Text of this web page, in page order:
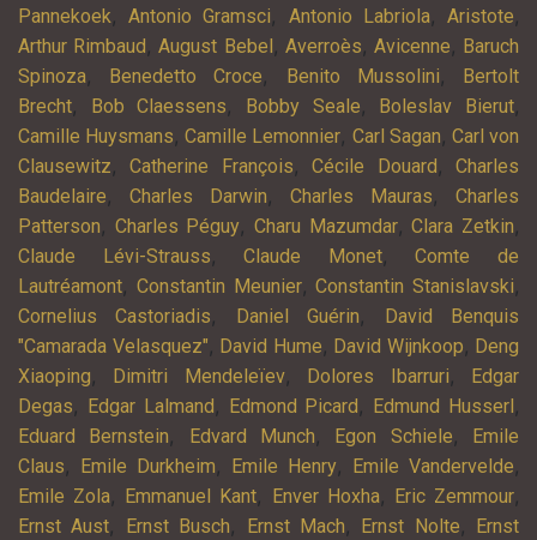
Pannekoek,Antonio Gramsci, Antonio Labriola,Aristote,
Arthur Rimbaud ,August Bebel , Averroès, Avicenne, Baruch
Spinoza, Benedetto Croce, Benito Mussolini,
Bertolt
Brecht, Bob Claessens, Bobby Seale, Boleslav Bierut,
Camille Huysmans,Camille Lemonnier, Carl Sagan, Carl von
Clausewitz,Catherine François,Cécile Douard ,Charles
Baudelaire, Charles Darwin, Charles Mauras, Charles
Patterson, Charles Péguy,Charu Mazumdar,Clara Zetkin,
Claude Lévi-Strauss,Claude Monet,Comte de
Lautréamont, Constantin Meunier,Constantin Stanislavski,
Cornelius Castoriadis, Daniel Guérin,
David Benquis
"Camarada Velasquez", David Hume, David Wijnkoop, Deng
Xiaoping, Dimitri Mendeleïev, Dolores Ibarruri,
Edgar
Degas, Edgar Lalmand , Edmond Picard , Edmund Husserl ,
Eduard Bernstein, Edvard Munch, Egon Schiele,
Emile
Claus, Emile Durkheim, Emile Henry, Emile Vandervelde,
Emile Zola, Emmanuel Kant, Enver Hoxha, Eric Zemmour,
Ernst Aust, Ernst Busch, Ernst Mach, Ernst Nolte,
Ernst